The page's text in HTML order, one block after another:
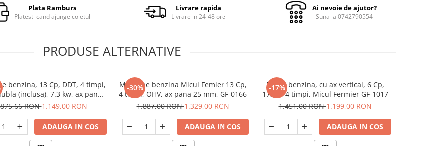
Plata Ramburs
Platesti cand ajunge coletul
Livrare rapida
Livrare in 24-48 ore
Ai nevoie de ajutor?
Suna la 0742790554
PRODUSE ALTERNATIVE
benzina, 13 Cp, DDT, 4 timpi,
(inclusa), 7.3 kw, ax pana
25mm
RON1.149,00 RON
ADAUGA IN COS
-30%
Motor pe benzina Micul Femier 13 Cp,
4 timpi, OHV, ax pana 25 mm, GF-0166
1.887,00 RON1.329,00 RON
ADAUGA IN COS
-17%
Motor benzina, cu ax vertical, 6 Cp,
173cc, 4 timpi, Micul Fermier GF-1017
1.451,00 RON1.199,00 RON
ADAUGA IN COS